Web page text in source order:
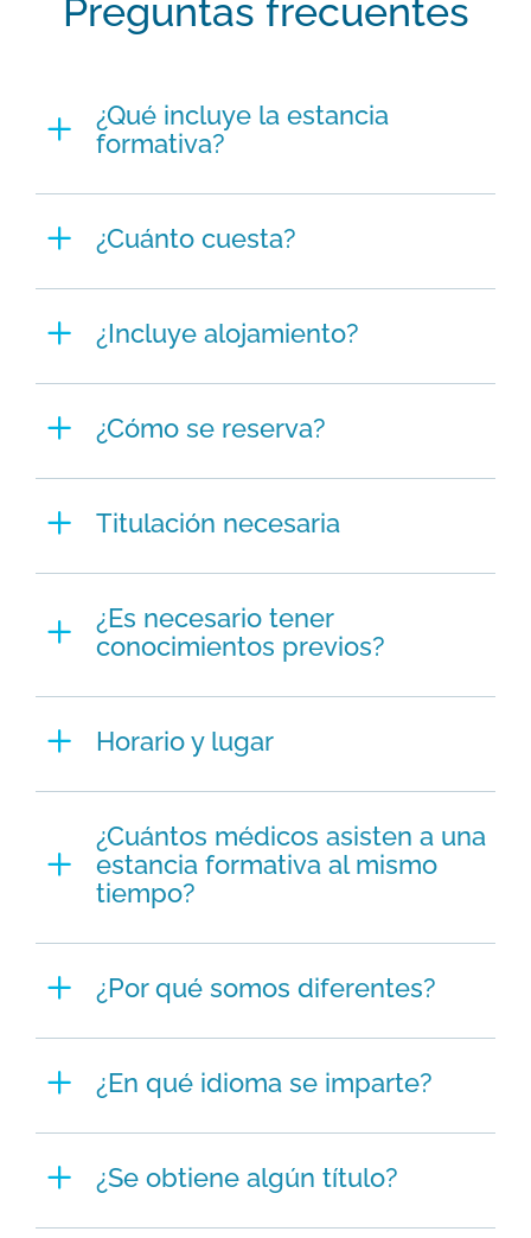
Preguntas frecuentes
¿Qué incluye la estancia
formativa?
¿Cuánto cuesta?
¿Incluye alojamiento?
¿Cómo se reserva?
Titulación necesaria
¿Es necesario tener
conocimientos previos?
Horario y lugar
¿Cuántos médicos asisten a una
estancia formativa al mismo
tiempo?
¿Por qué somos diferentes?
¿En qué idioma se imparte?
¿Se obtiene algún título?